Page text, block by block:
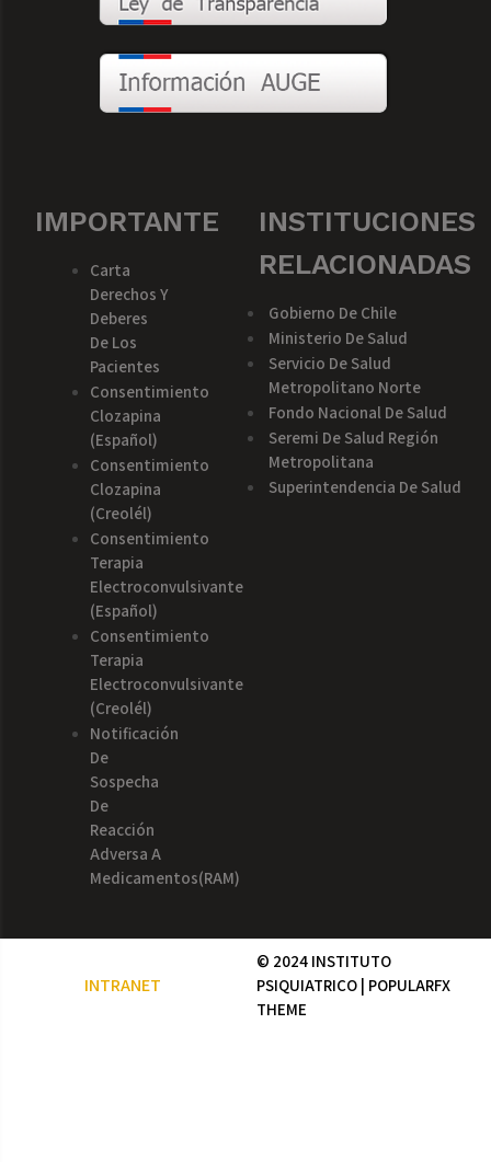
IMPORTANTE
Carta
Derechos Y
Deberes
De Los
Pacientes
Consentimiento
Clozapina
(español)
Consentimiento
Clozapina
(creolél)
Consentimiento
Terapia
Electroconvulsivante
(español)
Consentimiento
Terapia
Electroconvulsivante
(creolél)
Notificación
De
Sospecha
De
Reacción
Adversa A
Medicamentos(RAM)
INSTITUCIONES
RELACIONADAS
Gobierno De Chile
Ministerio De Salud
Servicio De Salud
Metropolitano Norte
Fondo Nacional De Salud
Seremi De Salud Región
Metropolitana
Superintendencia De Salud
INTRANET
© 2024 INSTITUTO
PSIQUIATRICO | POPULARFX
THEME